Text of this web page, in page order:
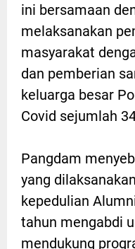
ini bersamaan
melaksanakan
masyarakat
dan pemberian
keluarga besar
Covid sejumlah
Pangdam
yang
kepedulian
tahun mengabdi
mendukung